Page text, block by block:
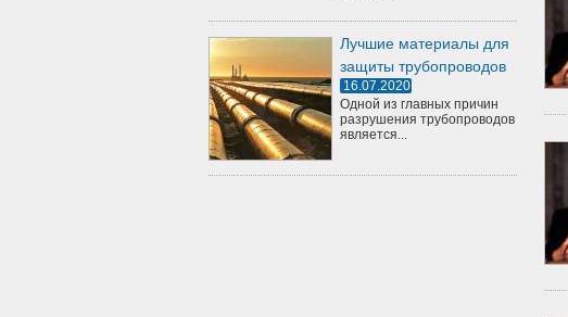
Лучшие материалы для
защиты трубопроводов
16.07.2020
Одной из главных причин
разрушения трубопроводов
является...